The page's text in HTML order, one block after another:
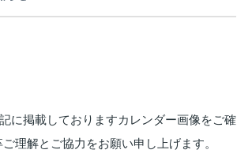
に掲載しておりますカレンダー画像をご確
理解とご協力をお願い申し上げます。